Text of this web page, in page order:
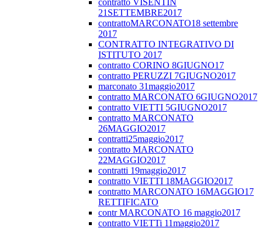
contratto VISENTIN
21SETTEMBRE2017
contrattoMARCONATO18 settembre
2017
CONTRATTO INTEGRATIVO DI
ISTITUTO 2017
contratto CORINO 8GIUGNO17
contratto PERUZZI 7GIUGNO2017
marconato 31maggio2017
contratto MARCONATO 6GIUGNO2017
contratto VIETTI 5GIUGNO2017
contratto MARCONATO
26MAGGIO2017
contratti25maggio2017
contratto MARCONATO
22MAGGIO2017
contratti 19maggio2017
contratto VIETTI 18MAGGIO2017
contratto MARCONATO 16MAGGIO17
RETTIFICATO
contr MARCONATO 16 maggio2017
contratto VIETTi 11maggio2017